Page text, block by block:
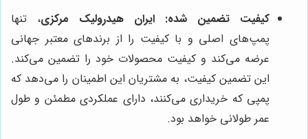
کیفیت تضمین شده:
ایران هیدرولیک مرکزی، تنها
پمپ‌های اصلی و با کیفیت را از برندهای معتبر جهانی
عرضه می‌کند و کیفیت محصولات خود را تضمین می‌کند.
این تضمین کیفیت، به مشتریان این اطمینان را می‌دهد که
پمپی که خریداری می‌کنند، دارای عملکردی مطمئن و طول
عمر طولانی خواهد بود.